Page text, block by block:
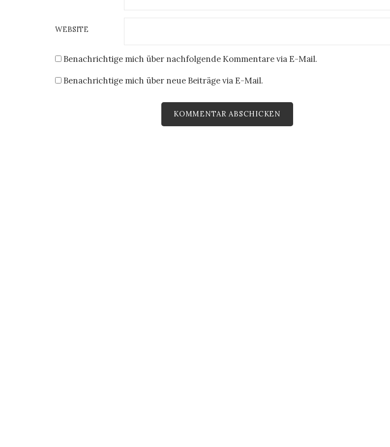
WEBSITE
Benachrichtige mich über nachfolgende Kommentare via E-Mail.
Benachrichtige mich über neue Beiträge via E-Mail.